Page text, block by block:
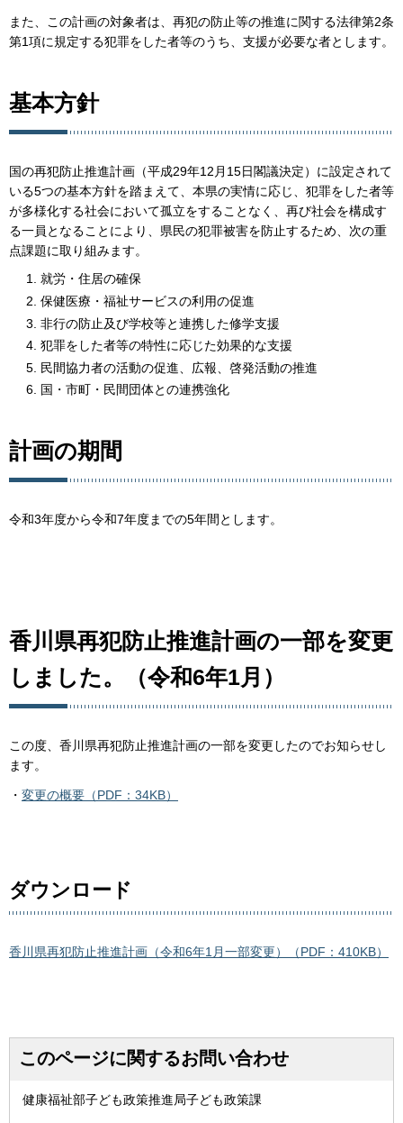
また、この計画の対象者は、再犯の防止等の推進に関する法律第2条
第1項に規定する犯罪をした者等のうち、支援が必要な者とします。
基本方針
国の再犯防止推進計画（平成29年12月15日閣議決定）に設定されて
いる5つの基本方針を踏まえて、本県の実情に応じ、犯罪をした者等
が多様化する社会において孤立をすることなく、再び社会を構成す
る一員となることにより、県民の犯罪被害を防止するため、次の重
点課題に取り組みます。
就労・住居の確保
保健医療・福祉サービスの利用の促進
非行の防止及び学校等と連携した修学支援
犯罪をした者等の特性に応じた効果的な支援
民間協力者の活動の促進、広報、啓発活動の推進
国・市町・民間団体との連携強化
計画の期間
令和3年度から令和7年度までの5年間とします。
香川県再犯防止推進計画の一部を変更
しました。（令和6年1月）
この度、香川県再犯防止推進計画の一部を変更したのでお知らせし
ます。
・ 変更の概要（PDF：34KB）
ダウンロード
香川県再犯防止推進計画（令和6年1月一部変更）（PDF：410KB）
このページに関するお問い合わせ
健康福祉部子ども政策推進局子ども政策課